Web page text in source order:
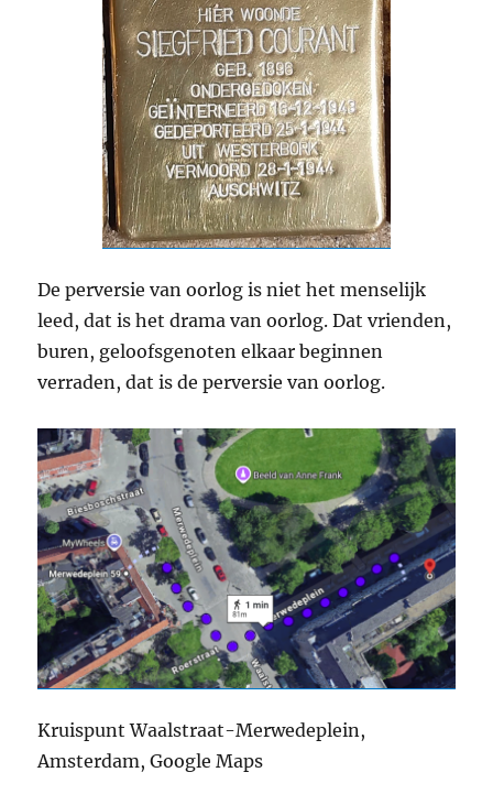
De perversie van oorlog is niet het menselijk
leed, dat is het drama van oorlog. Dat vrienden,
buren, geloofsgenoten elkaar beginnen
verraden, dat is de perversie van oorlog.
Kruispunt Waalstraat-Merwedeplein,
Amsterdam, Google Maps